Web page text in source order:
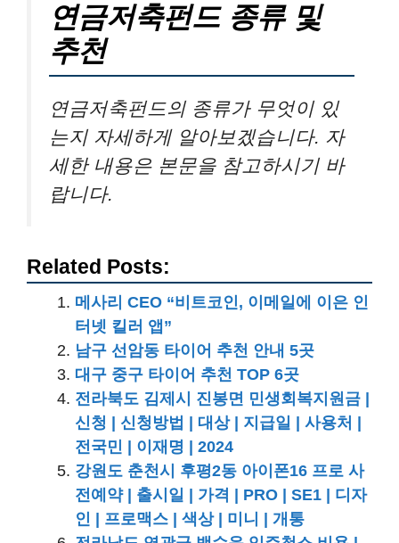
연금저축펀드 종류 및
추천
연금저축펀드의 종류가 무엇이 있
는지 자세하게 알아보겠습니다. 자
세한 내용은 본문을 참고하시기 바
랍니다.
Related Posts:
메사리 CEO “비트코인, 이메일에 이은 인
터넷 킬러 앱”
남구 선암동 타이어 추천 안내 5곳
대구 중구 타이어 추천 TOP 6곳
전라북도 김제시 진봉면 민생회복지원금 |
신청 | 신청방법 | 대상 | 지급일 | 사용처 |
전국민 | 이재명 | 2024
강원도 춘천시 후평2동 아이폰16 프로 사
전예약 | 출시일 | 가격 | PRO | SE1 | 디자
인 | 프로맥스 | 색상 | 미니 | 개통